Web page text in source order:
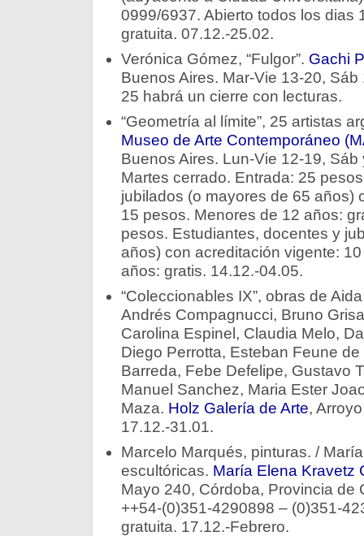
0999/6937. Abierto todos los dias
gratuita. 07.12.-25.02.
Verónica Gómez, “Fulgor”. Gachi
Buenos Aires. Mar-Vie 13-20,
25 habrá un cierre con lecturas.
“Geometría al límite”, 25 artistas
Museo de Arte Contemporáneo
Buenos Aires. Lun-Vie 12-19,
Martes cerrado. Entrada: 25
jubilados (o mayores de 65 años)
15 pesos. Menores de 12 años:
pesos. Estudiantes, docentes y
años) con acreditación vigente:
años: gratis. 14.12.-04.05.
“Coleccionables IX”, obras de
Andrés Compagnucci, Bruno
Carolina Espinel, Claudia Melo,
Diego Perrotta, Esteban Feune
Barreda, Febe Defelipe, Gustavo
Manuel Sanchez, Maria Ester
Maza. Holz Galería de Arte,
17.12.-31.01.
Marcelo Marqués, pinturas. /
escultóricas. María Elena Kravetz
Mayo 240, Córdoba, Provincia de
++54-(0)351-4290898 – (0)351-
gratuita. 17.12.-Febrero.